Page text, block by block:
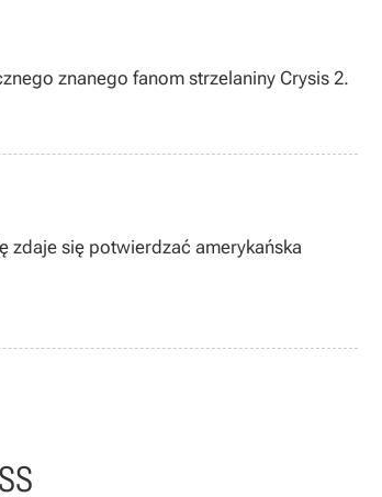
znanego fanom strzelaniny Crysis 2.
zdaje się potwierdzać amerykańska